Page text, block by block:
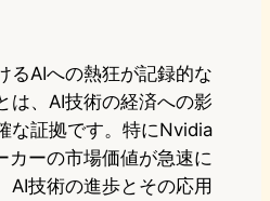
るAIへの熱狂が記録的な
は、AI技術の経済への影
な証拠です。特にNvidia
カーの市場価値が急速に
AI技術の進歩とその応用